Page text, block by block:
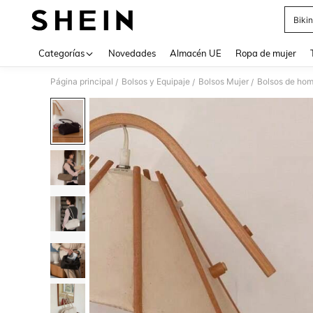
Categorías Novedades Almacén UE Ropa de mujer
Página principal / Bolsos y Equipaje / Bolsos Mujer / Bolsos de